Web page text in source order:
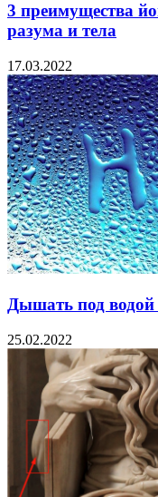
3 преимущества
разума и тела
17.03.2022
Дышать под
25.02.2022